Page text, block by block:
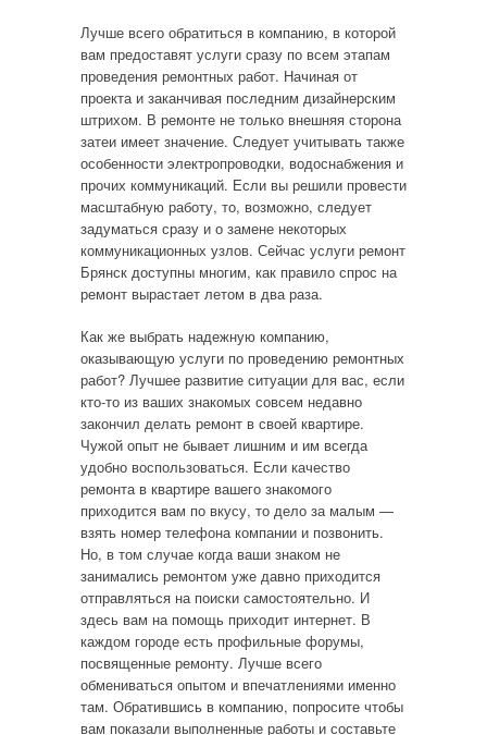
Лучше всего обратиться в компанию, в которой
вам предоставят услуги сразу по всем этапам
проведения ремонтных работ. Начиная от
проекта и заканчивая последним дизайнерским
штрихом. В ремонте не только внешняя сторона
затеи имеет значение. Следует учитывать также
особенности электропроводки, водоснабжения и
прочих коммуникаций. Если вы решили провести
масштабную работу, то, возможно, следует
задуматься сразу и о замене некоторых
коммуникационных узлов. Сейчас услуги ремонт
Брянск доступны многим, как правило спрос на
ремонт вырастает летом в два раза.
Как же выбрать надежную компанию,
оказывающую услуги по проведению ремонтных
работ? Лучшее развитие ситуации для вас, если
кто-то из ваших знакомых совсем недавно
закончил делать ремонт в своей квартире.
Чужой опыт не бывает лишним и им всегда
удобно воспользоваться. Если качество
ремонта в квартире вашего знакомого
приходится вам по вкусу, то дело за малым —
взять номер телефона компании и позвонить.
Но, в том случае когда ваши знаком не
занимались ремонтом уже давно приходится
отправляться на поиски самостоятельно. И
здесь вам на помощь приходит интернет. В
каждом городе есть профильные форумы,
посвященные ремонту. Лучше всего
обмениваться опытом и впечатлениями именно
там. Обратившись в компанию, попросите чтобы
вам показали выполненные работы и составьте